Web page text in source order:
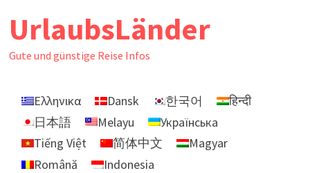
UrlaubsLänder
Gute und günstige Reise Infos
Ελληνικα Dansk 한국어
हिन्दी
日本語
Melayu
Українська
Tiếng Việt
简体中文
Magyar
Română
Indonesia